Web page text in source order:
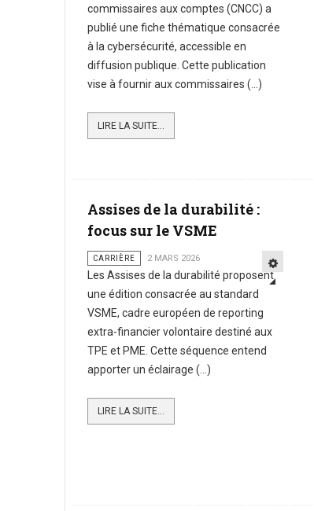
commissaires aux comptes (CNCC) a
publié une fiche thématique consacrée
à la cybersécurité, accessible en
diffusion publique. Cette publication
vise à fournir aux commissaires (...)
LIRE LA SUITE...
Assises de la durabilité :
focus sur le VSME
CARRIÈRE 2 MARS 2026
Les Assises de la durabilité proposent
une édition consacrée au standard
VSME, cadre européen de reporting
extra-financier volontaire destiné aux
TPE et PME. Cette séquence entend
apporter un éclairage (...)
LIRE LA SUITE...